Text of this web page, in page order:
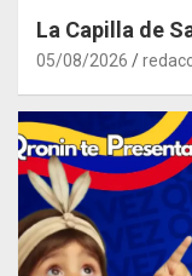
La Capilla de
05/08/2026